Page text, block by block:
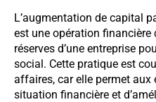
L’augmentation de capital
est une opération
réserves d’une entreprise
social. Cette pratique est
affaires, car elle permet aux
situation financière et